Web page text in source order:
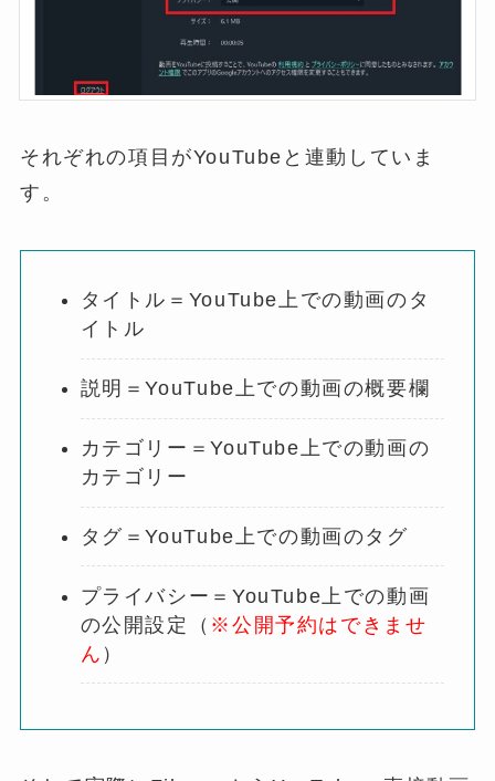
それぞれの項目がYouTubeと連動していま
す。
タイトル＝YouTube上での動画のタ
イトル
説明＝YouTube上での動画の概要欄
カテゴリー＝YouTube上での動画の
カテゴリー
タグ＝YouTube上での動画のタグ
プライバシー＝YouTube上での動画
の公開設定（ ※公開予約はできませ
ん ）